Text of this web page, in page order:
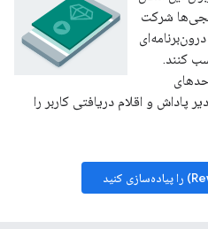
شرکت
و اقلام دریافتی کاربر را